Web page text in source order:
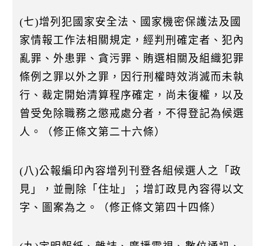
(七)增列犯國家安全法、國家機密保護法及國
家情報工作法相關規定，經判刑確定者、犯內
亂罪、外患罪、貪污罪、賄選相關及組織犯罪
條例之罪以外之罪，因行刑權時效消滅而未執
行、裁定開始清算程序確定，尚未復權，以及
曾受免除職務之懲戒處分者，不得登記為候選
人。（修正條文第二十六條）
(八)公報編印內容增列刊登各組候選人之「政
見」，並刪除「住址」；增訂政見內容得以文
字、圖案為之。（修正條文第四十四條）